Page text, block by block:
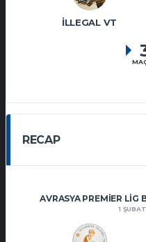
İLLEGAL VT
RECAP
AVRASYA PREMIER LIG
1